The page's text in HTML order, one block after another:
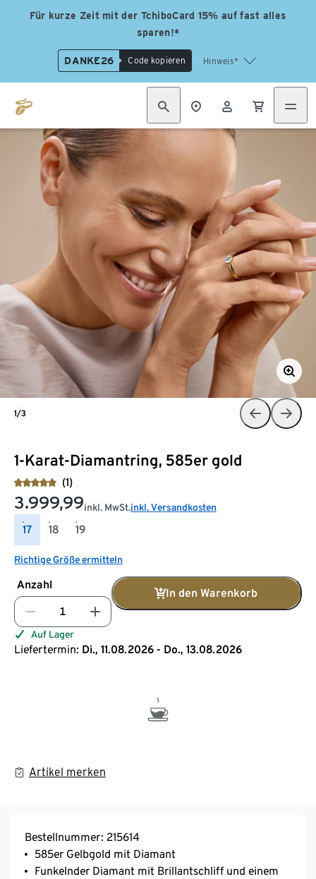
Für kurze Zeit mit der TchiboCard 15% auf fast alles
sparen!*
DANKE26 Code kopieren Hinweis*
1-Karat-Diamantring, 585er gold
(1)
3.999,99inkl. MwSt.inkl. Versandkosten
17 18 19
Richtige Größe ermitteln
Anzahl
In den Warenkorb
Auf Lager
Liefertermin: Di., 11.08.2026 - Do., 13.08.2026
Artikel merken
1/3
Bestellnummer: 215614
585er Gelbgold mit Diamant
Funkelnder Diamant mit Brillantschliff und einem